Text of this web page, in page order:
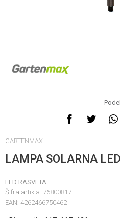
GARTENMAX
LAMPA SOLARNA LED
LED RASVETA
Šifra artikla: 76800817
EAN: 4262466750462